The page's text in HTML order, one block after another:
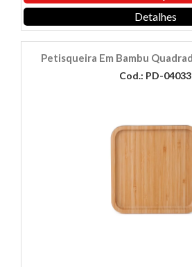
Detalhes
Petisqueira Em Bambu
Cod.: PD-04033